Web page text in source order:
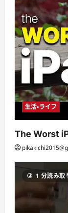
生活・ライフ
The Worst
1 分読み取